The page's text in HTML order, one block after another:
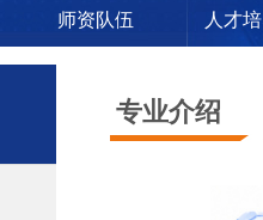
师资队伍 人才
专业介绍